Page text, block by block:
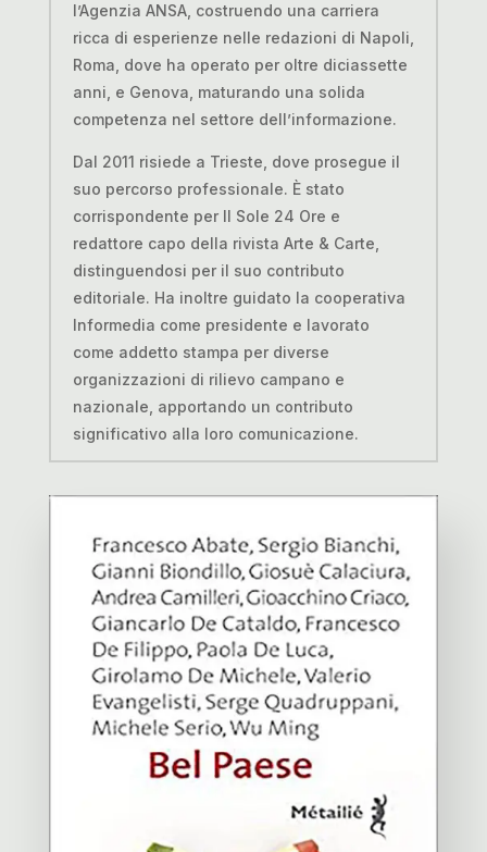
l’Agenzia ANSA, costruendo una carriera
ricca di esperienze nelle redazioni di Napoli,
Roma, dove ha operato per oltre diciassette
anni, e Genova, maturando una solida
competenza nel settore dell’informazione.
Dal 2011 risiede a Trieste, dove prosegue il
suo percorso professionale. È stato
corrispondente per Il Sole 24 Ore e
redattore capo della rivista Arte & Carte,
distinguendosi per il suo contributo
editoriale. Ha inoltre guidato la cooperativa
Informedia come presidente e lavorato
come addetto stampa per diverse
organizzazioni di rilievo campano e
nazionale, apportando un contributo
significativo alla loro comunicazione.